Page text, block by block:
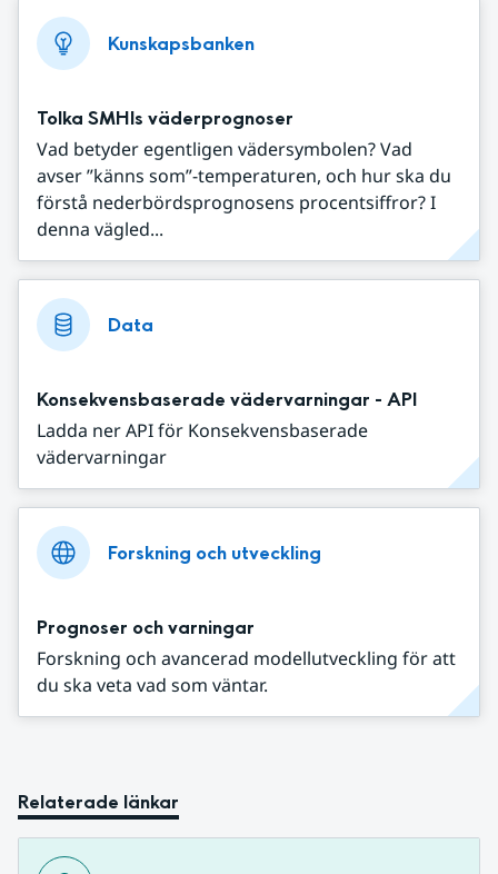
Kunskapsbanken
Tolka SMHIs väderprognoser
Vad betyder egentligen vädersymbolen? Vad
avser ”känns som”-temperaturen, och hur ska du
förstå nederbördsprognosens procentsiffror? I
denna vägled...
Data
Konsekvensbaserade vädervarningar - API
Ladda ner API för Konsekvensbaserade
vädervarningar
Forskning och utveckling
Prognoser och varningar
Forskning och avancerad modellutveckling för att
du ska veta vad som väntar.
Relaterade länkar